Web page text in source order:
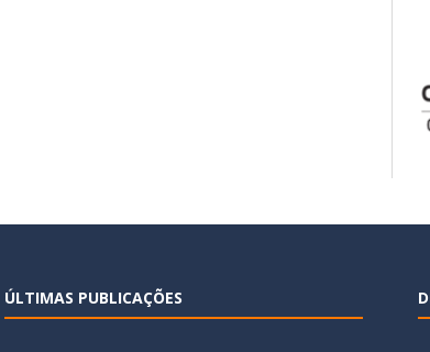
ÚLTIMAS PUBLICAÇÕES